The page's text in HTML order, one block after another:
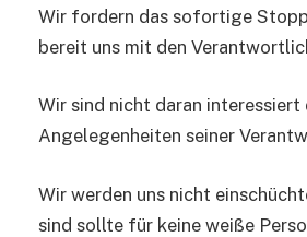
Wir fordern das sofortige
bereit uns mit den
Wir sind nicht daran
Angelegenheiten seiner
Wir werden uns nicht
sind sollte für keine weiße